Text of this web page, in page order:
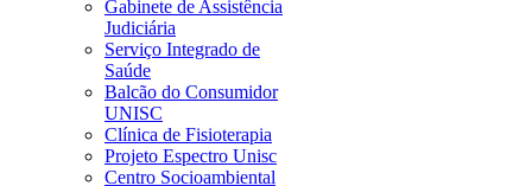
Gabinete de Assistência
Judiciária
Serviço Integrado de
Saúde
Balcão do Consumidor
UNISC
Clínica de Fisioterapia
Projeto Espectro Unisc
Centro Socioambiental